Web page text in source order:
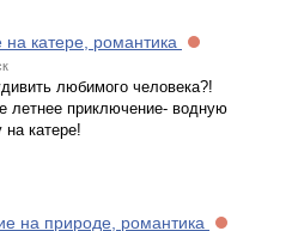
на катере, романтика
любимого человека?!
летнее приключение- водную
на катере!
на природе, романтика